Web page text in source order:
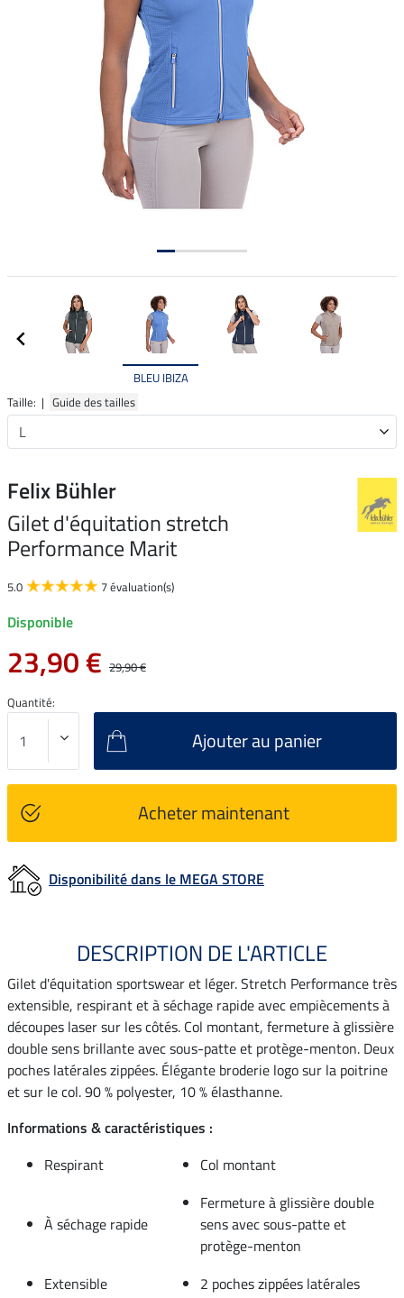
BLEU IBIZA
Taille: | Guide des tailles
Felix Bühler
Gilet d'équitation stretch
Performance Marit
5.0 7 évaluation(s)
Disponible
23,90 € 29,90 €
Quantité:
Ajouter au panier
Acheter maintenant
Disponibilité dans le MEGA STORE
DESCRIPTION DE L'ARTICLE
Gilet d'équitation sportswear et léger. Stretch Performance très
extensible, respirant et à séchage rapide avec empiècements à
découpes laser sur les côtés. Col montant, fermeture à glissière
double sens brillante avec sous-patte et protège-menton. Deux
poches latérales zippées. Élégante broderie logo sur la poitrine
et sur le col. 90 % polyester, 10 % élasthanne.
Informations & caractéristiques :
Respirant
Col montant
À séchage rapide
Fermeture à glissière double
sens avec sous-patte et
protège-menton
Extensible
2 poches zippées latérales